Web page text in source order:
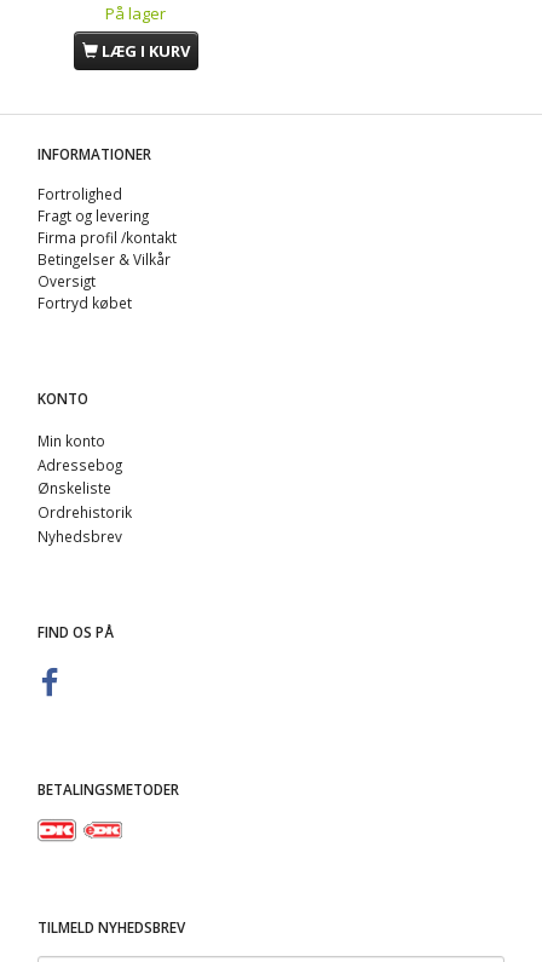
På lager
LÆG I KURV
INFORMATIONER
Fortrolighed
Fragt og levering
Firma profil /kontakt
Betingelser & Vilkår
Oversigt
Fortryd købet
KONTO
Min konto
Adressebog
Ønskeliste
Ordrehistorik
Nyhedsbrev
FIND OS PÅ
BETALINGSMETODER
TILMELD NYHEDSBREV